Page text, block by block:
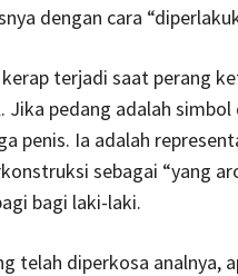
dengan cara
terjadi saat perang
Jika pedang adalah
penis. Ia adalah
sebagai “yang
bagi laki-laki.
telah diperkosa analnya,